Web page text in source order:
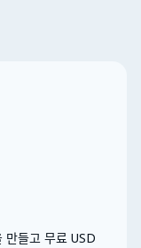
들고 무료 USD